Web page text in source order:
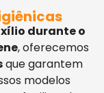
durante o
, oferecemos
que garantem
modelos